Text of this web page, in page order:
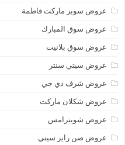
عروض سوبر ماركت فاطمة
عروض سوق المبارك
عروض سوق بلانيت
عروض سيتي سنتر
عروض شرف دي جي
عروض شكلان ماركت
عروض شويترامس
عروض صن رايز سيتي